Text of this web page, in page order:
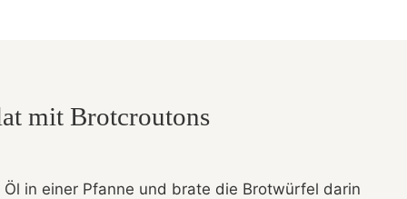
mit Brotcroutons
in einer Pfanne und brate die Brotwürfel darin